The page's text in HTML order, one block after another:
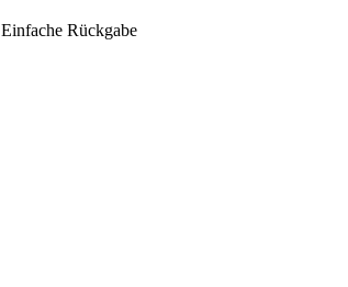
Einfache Rückgabe